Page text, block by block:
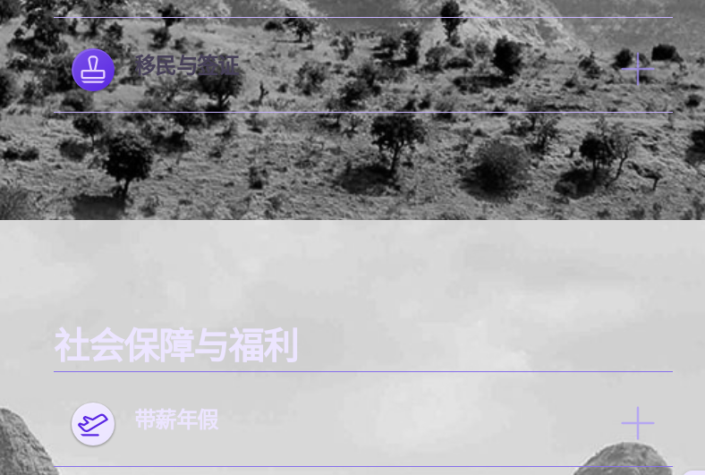
移民与签证
社会保障与福利
带薪年假